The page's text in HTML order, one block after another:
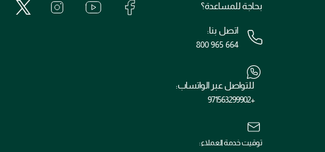
بحاجة للمساعدة؟
اتصل بنا:
800 965 664
للتواصل عبر الواتساب:
+971563299902
توقيت خدمة العملاء: